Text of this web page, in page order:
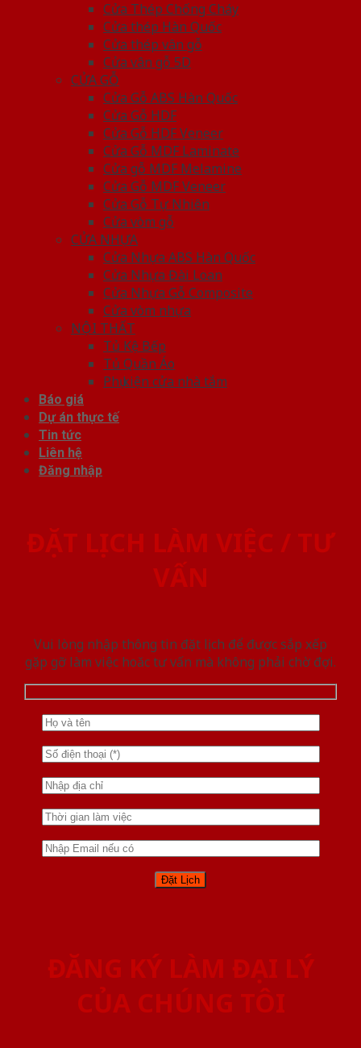
Cửa Thép Chống Cháy
Cửa thép Hàn Quốc
Cửa thép vân gỗ
Cửa vân gỗ 5D
CỬA GỖ
Cửa Gỗ ABS Hàn Quốc
Cửa Gỗ HDF
Cửa Gỗ HDF Veneer
Cửa Gỗ MDF Laminate
Cửa gỗ MDF Melamine
Cửa Gỗ MDF Veneer
Cửa Gỗ Tự Nhiên
Cửa vòm gỗ
CỬA NHỰA
Cửa Nhựa ABS Hàn Quốc
Cửa Nhựa Đài Loan
Cửa Nhựa Gỗ Composite
Cửa vòm nhựa
NỘI THẤT
Tủ Kệ Bếp
Tủ Quần Áo
Phụ kiện cửa nhà tắm
Báo giá
Dự án thực tế
Tin tức
Liên hệ
Đăng nhập
ĐẶT LỊCH LÀM VIỆC / TƯ
VẤN
Vui lòng nhập thông tin đặt lịch để được sắp xếp
gặp gỡ làm việc hoăc tư vấn mà không phải chờ đợi.
ĐĂNG KÝ LÀM ĐẠI LÝ
CỦA CHÚNG TÔI